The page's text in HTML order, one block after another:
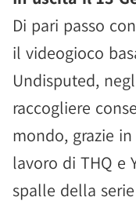
Di pari passo
il videogioco
Undisputed,
raccogliere
mondo, grazie
lavoro di THQ e
spalle della serie